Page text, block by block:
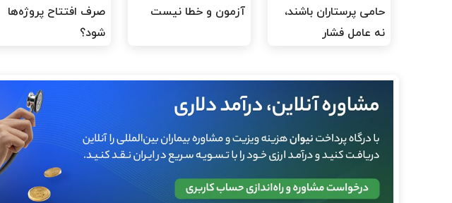
حامی پرستاران باشند،
نه عامل فشار
آزمون و خطا نیست
صرف افتتاح پروژه‌ها
شود؟